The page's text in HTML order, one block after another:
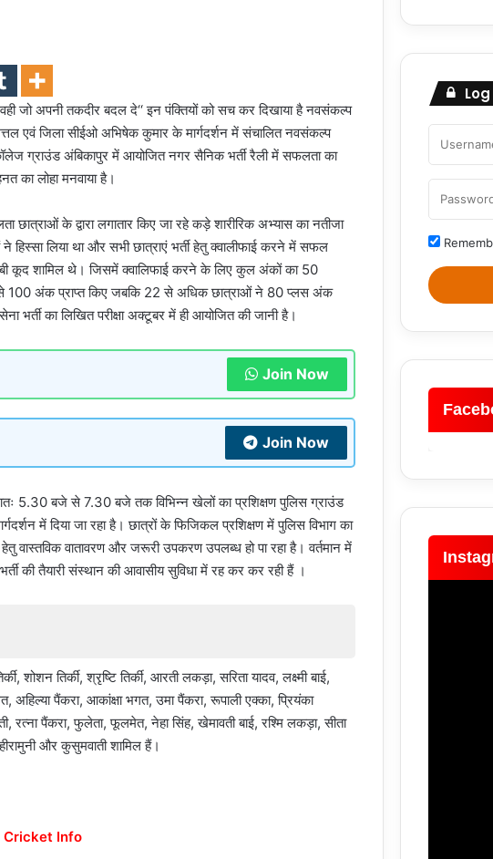
जो अपनी तकदीर बदल दे‘‘ इन पंक्तियों को सच कर दिखाया है नवसंकल्प
एवं जिला सीईओ अभिषेक कुमार के मार्गदर्शन में संचालित नवसंकल्प
ग्राउंड अंबिकापुर में आयोजित नगर सैनिक भर्ती रैली में सफलता का
का लोहा मनवाया है।
छात्राओं के द्वारा लगातार किए जा रहे कड़े शारीरिक अभ्यास का नतीजा
लिया था और सभी छात्राएं भर्ती हेतु क्वालीफाई करने में सफल
कूद शामिल थे। जिसमें क्वालिफाई करने के लिए कुल अंकों का 50
100 अंक प्राप्त किए जबकि 22 से अधिक छात्राओं ने 80 प्लस अंक
भर्ती का लिखित परीक्षा अक्टूबर में ही आयोजित की जानी है।
Join Now
Join Now
5.30 बजे से 7.30 बजे तक विभिन्न खेलों का प्रशिक्षण पुलिस ग्राउंड
में दिया जा रहा है। छात्रों के फिजिकल प्रशिक्षण में पुलिस विभाग का
वास्तविक वातावरण और जरूरी उपकरण उपलब्ध हो पा रहा है। वर्तमान में
की तैयारी संस्थान की आवासीय सुविधा में रह कर कर रही हैं ।
शोशन तिर्की, श्रृष्टि तिर्की, आरती लकड़ा, सरिता यादव, लक्ष्मी बाई,
अहिल्या पैंकरा, आकांक्षा भगत, उमा पैंकरा, रूपाली एक्का, प्रियंका
रत्ना पैंकरा, फुलेता, फूलमेत, नेहा सिंह, खेमावती बाई, रश्मि लकड़ा, सीता
और कुसुमवाती शामिल हैं।
Cricket Info